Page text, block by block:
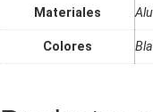
Materiales
Colores